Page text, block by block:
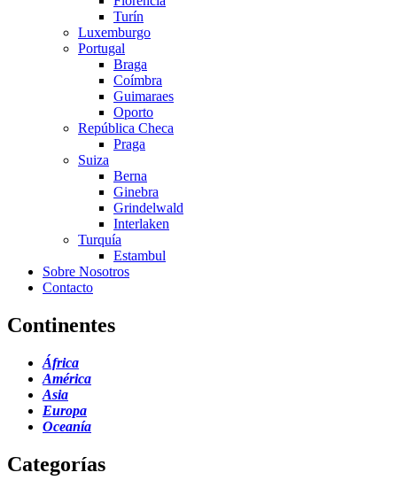
Turín
Luxemburgo
Portugal
Braga
Coímbra
Guimaraes
Oporto
República Checa
Praga
Suiza
Berna
Ginebra
Grindelwald
Interlaken
Turquía
Estambul
Sobre Nosotros
Contacto
Continentes
África
América
Asia
Europa
Oceanía
Categorías